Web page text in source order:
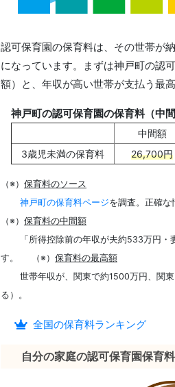
認可保育園の保育料は、その世帯が
になっています。まずは神戸町の認
額）と、年収が高い世帯が支払う最
神戸町の認可保育園の保育料（中間
中間額
3歳児未満の保育料
26,700円
（※） 保育料のソース
神戸町の保育料ページを調査。正確な
（※） 保育料の中間額
「所得控除前の年収が夫約533万円
す。
（※） 保育料の最高額
世帯年収が、関東で約1500万円、関
る）。
全国の保育料ランキング
自分の家庭の認可保育園保育